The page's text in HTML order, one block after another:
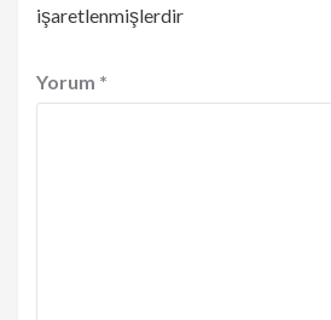
işaretlenmişlerdir
Yorum *